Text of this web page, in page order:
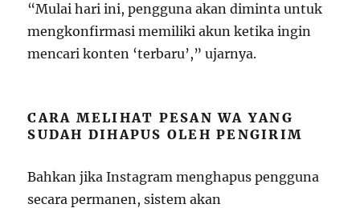
“Mulai hari ini, pengguna akan diminta untuk
mengkonfirmasi memiliki akun ketika ingin
mencari konten ‘terbaru’,” ujarnya.
CARA MELIHAT PESAN WA YANG
SUDAH DIHAPUS OLEH PENGIRIM
Bahkan jika Instagram menghapus pengguna
secara permanen, sistem akan